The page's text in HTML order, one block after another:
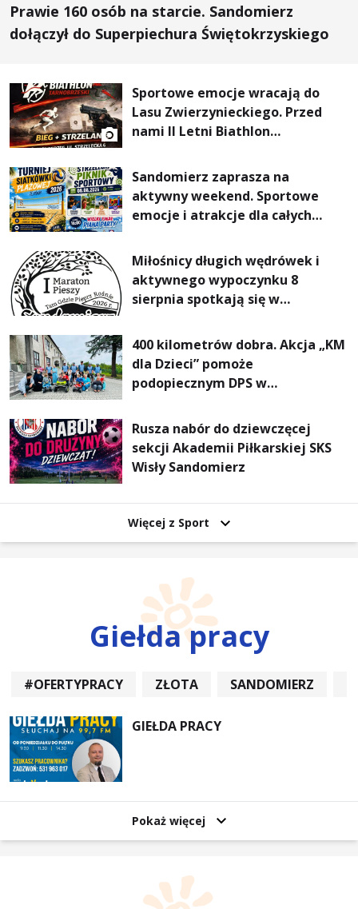
Prawie 160 osób na starcie. Sandomierz
dołączył do Superpiechura Świętokrzyskiego
Sportowe emocje wracają do
Lasu Zwierzynieckiego. Przed
nami II Letni Biathlon
Sandomierz zaprasza na
aktywny weekend. Sportowe
emocje i atrakcje dla całych
Miłośnicy długich wędrówek i
aktywnego wypoczynku 8
sierpnia spotkają się w
Pieszym „Tam Gdzie Pieprz
Rośnie”
400 kilometrów dobra. Akcja „KM
dla Dzieci” pomoże
podopiecznym DPS w
Rusza nabór do dziewczęcej
sekcji Akademii Piłkarskiej SKS
Wisły Sandomierz
Więcej z Sport
Giełda pracy
#OFERTYPRACY ZŁOTA SANDOMIERZ
GIEŁDA PRACY
Pokaż więcej